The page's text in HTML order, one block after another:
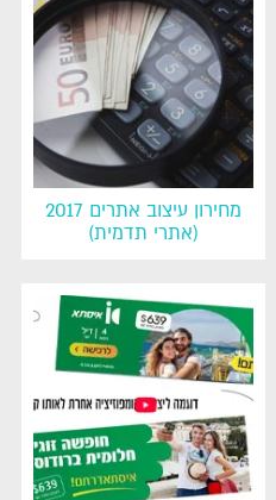
מחירון עיצוב אתרים 2017
(אתרי תדמית)